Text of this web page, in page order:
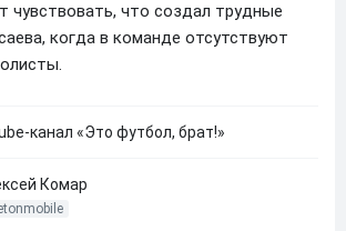
чувствовать, что создал трудные
когда в команде отсутствуют
канал «Это футбол, брат!»
Комар